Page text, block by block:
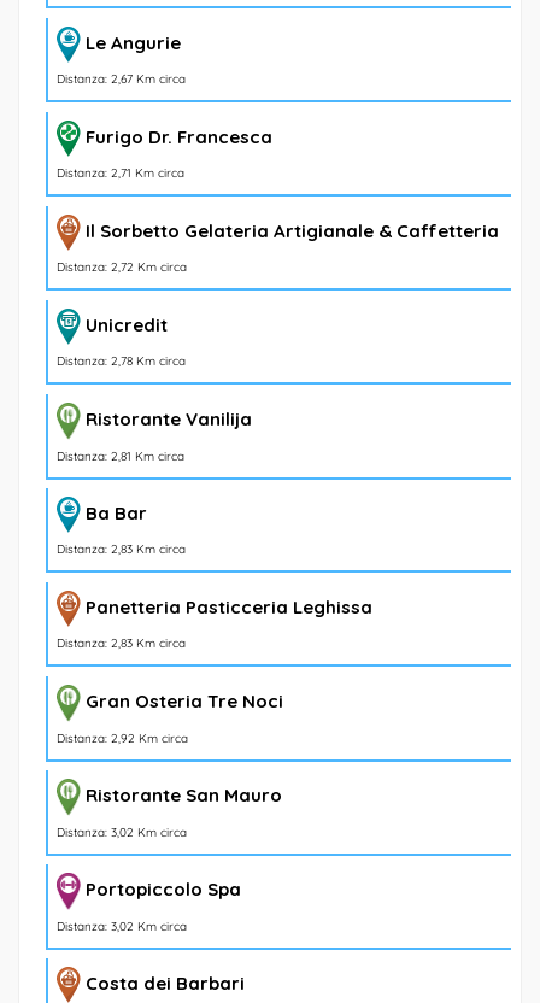
Le Angurie
Distanza: 2,67 Km circa
Furigo Dr. Francesca
Distanza: 2,71 Km circa
Il Sorbetto Gelateria Artigianale & Caffetteria
Distanza: 2,72 Km circa
Unicredit
Distanza: 2,78 Km circa
Ristorante Vanilija
Distanza: 2,81 Km circa
Ba Bar
Distanza: 2,83 Km circa
Panetteria Pasticceria Leghissa
Distanza: 2,83 Km circa
Gran Osteria Tre Noci
Distanza: 2,92 Km circa
Ristorante San Mauro
Distanza: 3,02 Km circa
Portopiccolo Spa
Distanza: 3,02 Km circa
Costa dei Barbari